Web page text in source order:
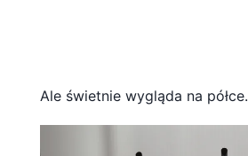
Ale świetnie wygląda na półce.